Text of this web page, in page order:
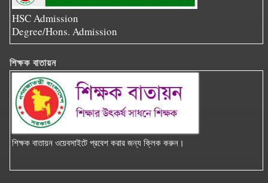
HSC Admission
Degree/Hons. Admission
শিক্ষক বাতায়ন
শিক্ষক বাতায়ন ওয়েবসাইটে প্রবেশ করার জন্য ক্লিক করুন।